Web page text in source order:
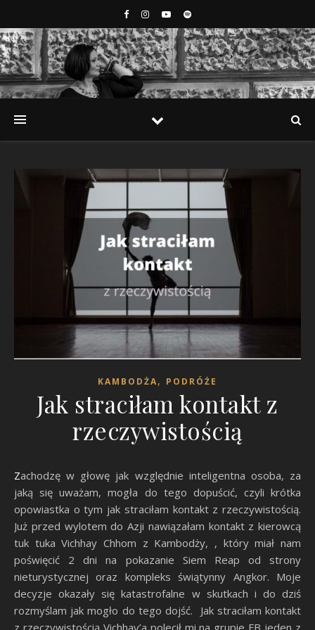
KAMBODŻA, PODRÓŻE
Jak straciłam kontakt z
rzeczywistością
Zachodzę w głowę jak względnie inteligentna osoba, za
jaką się uważam, mogła do tego dopuścić, czyli krótka
opowiastka o tym jak straciłam kontakt z rzeczywistością.
Już przed wylotem do Azji nawiązałam kontakt z kierowcą
tuk tuka Vichhay Chhom z Kambodży, , który miał nam
poświęcić 2 dni na pokazanie Siem Reap od strony
nieturystycznej oraz kompleks świątynny Angkor. Moje
decyzje okazały się katastrofalne w skutkach i do dziś
rozmyślam jak mogło do tego dojść. Jak straciłam kontakt